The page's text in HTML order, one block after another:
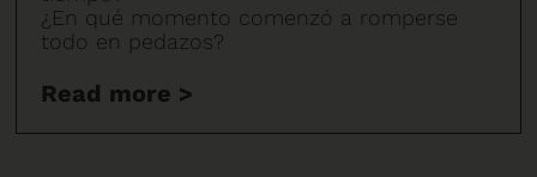
¿En qué momento comenzó a romperse
todo en pedazos?
Read more >